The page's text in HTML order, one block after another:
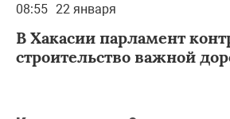
08:55 22 января
В Хакасии парламент
строительство важной